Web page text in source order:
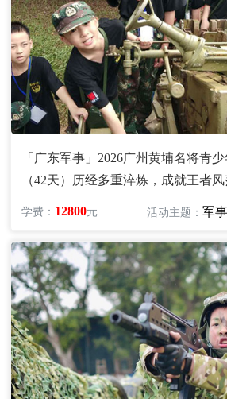
「广东军事」2026广州黄埔名将青
（42天）历经多重淬炼，成就王者
学费： 12800元 活动主题：军事/